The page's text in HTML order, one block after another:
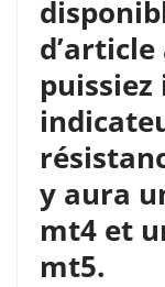
y aura
mt4 et
mt5.